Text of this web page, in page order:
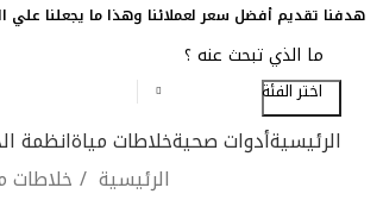
هدفنا تقديم أفضل سعر لعملائنا وهذا ما يجعلنا علي
اختر الفئة
Search
الرئيسيةأدوات صحيةخلاطات مياةانظمة
الرئيسية
خلاطات